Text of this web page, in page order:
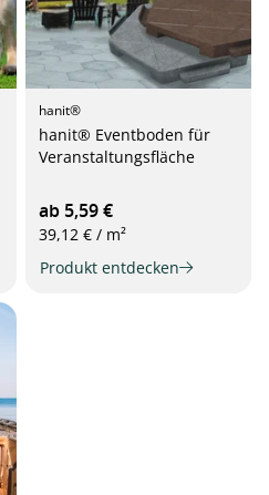
hanit®
hanit® Eventboden für
Veranstaltungsfläche
ab 5,59 €
39,12 € / m²
Produkt entdecken